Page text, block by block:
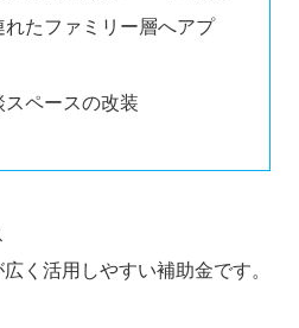
たファミリー層へアプ
ペースの改装
く活用しやすい補助金です。